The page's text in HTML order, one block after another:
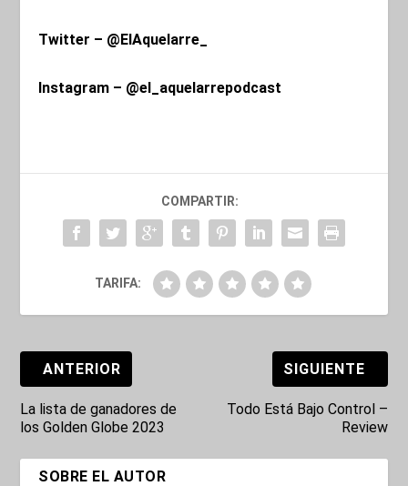
Twitter – @ElAquelarre_
Instagram – @el_aquelarrepodcast
COMPARTIR:
TARIFA:
ANTERIOR
La lista de ganadores de
los Golden Globe 2023
SIGUIENTE
Todo Está Bajo Control –
Review
SOBRE EL AUTOR